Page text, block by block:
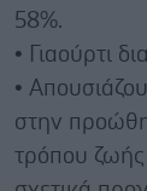
58%.
• Γιαούρτι
•
στην
τρόπου ζωής